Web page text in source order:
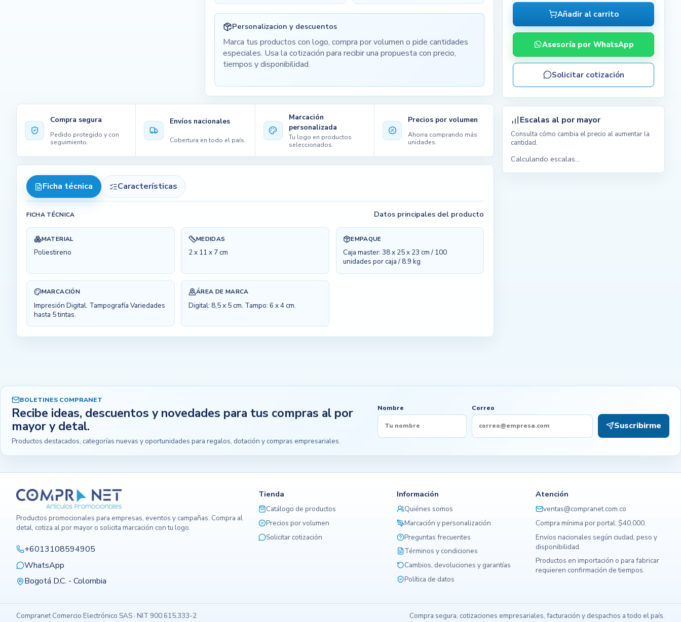
Personalizacion y descuentos
Marca tus productos con logo, compra por volumen o pide cantidades
especiales. Usa la cotización para recibir una propuesta con precio,
tiempos y disponibilidad.
Compra segura
Pedido protegido y con
seguimiento.
Envíos nacionales
Cobertura en todo el país.
Marcación
personalizada
Tu logo en productos
seleccionados.
Precios por volumen
Ahorra comprando más
unidades.
Ficha técnica Características
FICHA TÉCNICA Datos principales del producto
MATERIAL
Poliestireno
MEDIDAS
2 x 11 x 7 cm
EMPAQUE
Caja master: 38 x 25 x 23 cm / 100
unidades por caja / 8.9 kg
MARCACIÓN
Impresión Digital. Tampografía Variedades
hasta 5 tintas.
ÁREA DE MARCA
Digital: 8,5 x 5 cm. Tampo: 6 x 4 cm.
Añadir al carrito
Asesoría por WhatsApp
Solicitar cotización
Escalas al por mayor
Consulta cómo cambia el precio al aumentar la
cantidad.
Calculando escalas...
BOLETINES COMPRANET
Recibe ideas, descuentos y novedades para tus compras al por
mayor y detal.
Productos destacados, categorías nuevas y oportunidades para regalos, dotación y compras empresariales.
Nombre Correo
Suscribirme
Productos promocionales para empresas, eventos y campañas. Compra al
detal, cotiza al por mayor o solicita marcación con tu logo.
+6013108594905
WhatsApp
Bogotá D.C. - Colombia
Tienda
Catálogo de productos
Precios por volumen
Solicitar cotización
Información
Quiénes somos
Marcación y personalización
Preguntas frecuentes
Términos y condiciones
Cambios, devoluciones y garantías
Política de datos
Atención
ventas@compranet.com.co
Compra mínima por portal: $40.000.
Envíos nacionales según ciudad, peso y
disponibilidad.
Productos en importación o para fabricar
requieren confirmación de tiempos.
Compranet Comercio Electrónico SAS · NIT 900.615.333-2 Compra segura, cotizaciones empresariales, facturación y despachos a todo el país.